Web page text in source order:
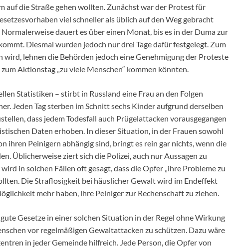
auf die Straße gehen wollten. Zunächst war der Protest für
viel schneller als üblich auf den Weg gebracht
dauert es über einen Monat, bis es in der Duma zur
Diesmal wurden jedoch nur drei Tage dafür festgelegt. Zum
lehnen die Behörden jedoch eine Genehmigung der Proteste
Aktionstag „zu viele Menschen“ kommen könnten.
Statistiken – stirbt in Russland eine Frau an den Folgen
Jeden Tag sterben im Schnitt sechs Kinder aufgrund derselben
dass jedem Todesfall auch Prügelattacken vorausgegangen
Daten erhoben. In dieser Situation, in der Frauen sowohl
ihren Peinigern abhängig sind, bringt es rein gar nichts, wenn die
Üblicherweise ziert sich die Polizei, auch nur Aussagen zu
in solchen Fällen oft gesagt, dass die Opfer „ihre Probleme zu
Die Straflosigkeit bei häuslicher Gewalt wird im Endeffekt
mehr haben, ihre Peiniger zur Rechenschaft zu ziehen.
Gesetze in einer solchen Situation in der Regel ohne Wirkung
vor regelmäßigen Gewaltattacken zu schützen. Dazu wäre
in jeder Gemeinde hilfreich. Jede Person, die Opfer von